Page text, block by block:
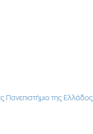
της Ελλάδος